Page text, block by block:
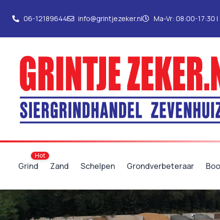
06-12189644 info@grintjezeker.nl Ma-Vr: 08:00-17:30
Grind Zand Schelpen Grondverbeteraar